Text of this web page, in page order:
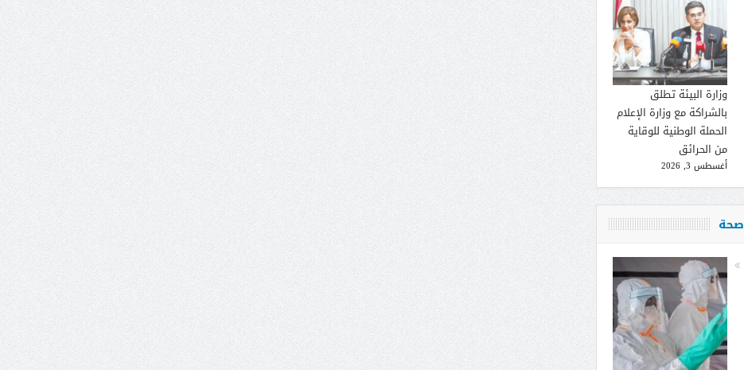
وزارة البيئة تطلق
بالشراكة مع وزارة الإعلام
الحملة الوطنية للوقاية
من الحرائق
أغسطس 3, 2026
صحة